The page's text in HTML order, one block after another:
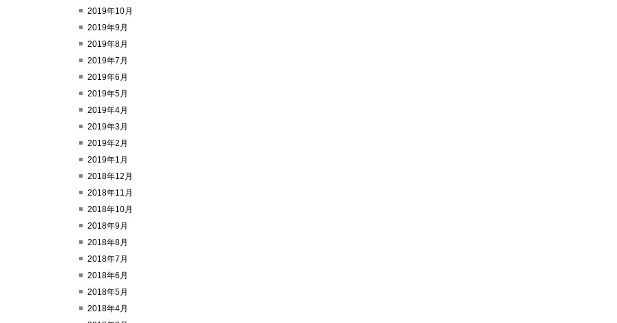
2019年10月
2019年9月
2019年8月
2019年7月
2019年6月
2019年5月
2019年4月
2019年3月
2019年2月
2019年1月
2018年12月
2018年11月
2018年10月
2018年9月
2018年8月
2018年7月
2018年6月
2018年5月
2018年4月